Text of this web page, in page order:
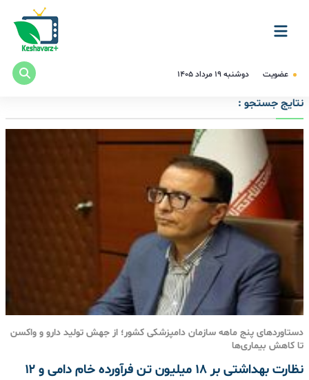
عضویت دوشنبه ۱۹ مرداد ۱۴۰۵
نتایج جستجو :
دستاوردهای پنج ماهه سازمان دامپزشکی کشور؛ از جهش تولید دارو و واکسن
تا کاهش بیماری‌ها
نظارت بهداشتی بر ۱۸ میلیون تن فرآورده خام دامی و ۱۲